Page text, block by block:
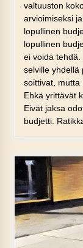
valtuuston
arvioimiseksi
lopullinen
lopullinen
ei voida tehdä.
selville yhdellä
soittivat, mutta
Ehkä yrittävät
Eivät jaksa
budjetti.